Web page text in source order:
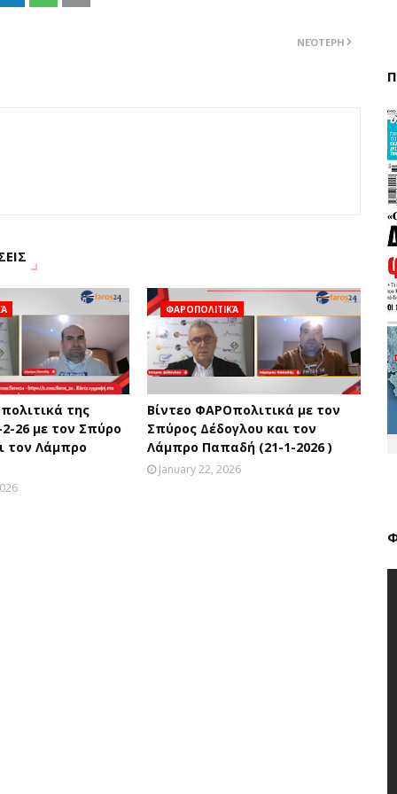
ΝΕΌΤΕΡΗ
της
26 με τον Σπύρο
τον Λάμπρο
ΦΑΡΟΠΟΛΙΤΙΚΆ
Βίντεο ΦΑΡΟπολιτικά με τον
Σπύρος Δέδογλου και τον
Λάμπρο Παπαδή (21-1-2026 )
January 22, 2026